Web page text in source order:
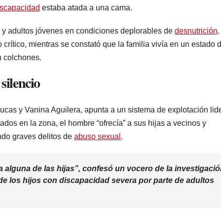
estaba atada a una cama.
adultos jóvenes en condiciones deplorables de desnutrición
mientras se constató que la familia vivía en un estado
colchones.
y Vanina Aguilera, apunta a un sistema de explotación
en la zona, el hombre “ofrecía” a sus hijas a vecinos y
graves delitos de abuso sexual .
alguna de las hijas”, confesó un vocero de la
los hijos con discapacidad severa por parte de adultos